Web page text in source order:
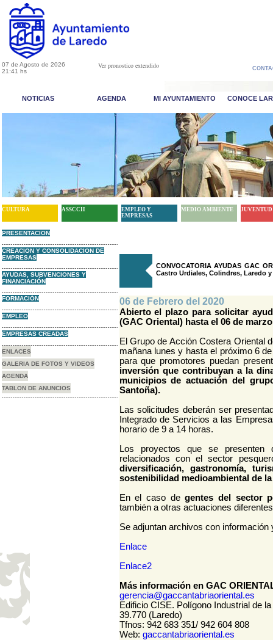
07 de Agosto de 2026
21:41 hs
Ver pronostico extendido
NOTICIAS AGENDA MI AYUNTAMIENTO CONOCE
CULTURA ASSCCII
EMPLEO Y
EMPRESAS
MEDIO AMBIENTE JUVENTUD
PRESENTACION
CREACION Y CONSOLIDACION DE
EMPRESAS
AYUDAS, SUBVENCIONES Y
FINANCIACIÓN
FORMACIÓN
EMPLEO
EMPRESAS CREADAS
ENLACES
GALERIA DE FOTOS Y VIDEOS
AGENDA
TABLON DE ANUNCIOS
CONVOCATORIA AYUDAS GAC
Castro Urdiales, Colindres, Laredo
06 de Febrero del 2020
Abierto el plazo para solicitar
(GAC Oriental) hasta el 06 de marzo
El Grupo de Acción Costera Oriental
mañana lunes y hasta el próximo 6
para que promotores puedan
inversión que contribuyan a la
municipios de actuación del
Santoña).
Las solicitudes deberán ser
Integrado de Servicios a las
horario de 9 a 14 horas.
Los proyectos que se presenten
relacionados con el sector
diversificación, gastronomía,
sostenibilidad medioambiental de
En el caso degentes del sector
también a otras actuaciones
Se adjuntan archivos con
Enlace
Enlace2
Más información en GAC
gerencia@gaccantabriaoriental.es
Edificio CISE. Polígono Industrial de
39.770 (Laredo)
Tfnos: 942 683 351/ 942 604 808
Web: gaccantabriaoriental.es